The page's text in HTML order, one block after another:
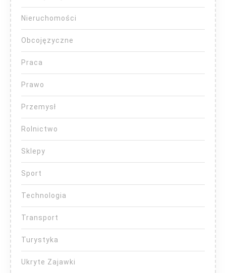
Nieruchomości
Obcojęzyczne
Praca
Prawo
Przemysł
Rolnictwo
Sklepy
Sport
Technologia
Transport
Turystyka
Ukryte Zajawki